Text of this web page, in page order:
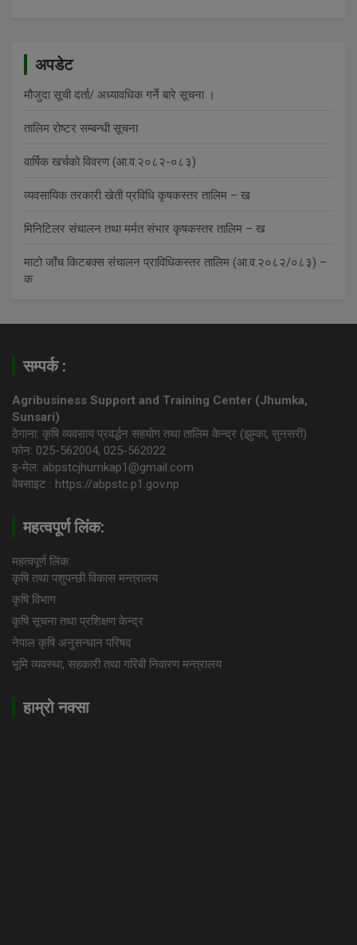
अपडेट
मौजुदा सूची दर्ता/ अध्यावधिक गर्ने बारे सूचना ।
तालिम रोष्टर सम्बन्धी सूचना
वार्षिक खर्चको विवरण (आ.व.२०८२-०८३)
व्यवसायिक तरकारी खेती प्रविधि कृषकस्तर तालिम – ख
मिनिटिलर संचालन तथा मर्मत संभार कृषकस्तर तालिम – ख
माटो जाँच किटबक्स संचालन प्राविधिकस्तर तालिम (आ.व.२०८२/०८३) –
क
सम्पर्क :
Agribusiness Support and Training Center (Jhumka,
Sunsari)
ठेगाना: कृषि व्यवसाय प्रवर्द्धन सहयोग तथा तालिम केन्द्र (झुम्का, सुनसरी)
फोन: 025-562004, 025-562022
इ-मेल: abpstcjhumkap1@gmail.com
वेबसाइट : https://abpstc.p1.gov.np
महत्वपूर्ण लिंक:
महत्वपूर्ण लिंक:
कृषि तथा पशुपन्छी विकास मन्त्रालय
कृषि विभाग
कृषि सूचना तथा प्रशिक्षण केन्द्र
नेपाल कृषि अनुसन्धान परिषद
भूमि व्यवस्था, सहकारी तथा गरिबी निवारण मन्त्रालय
हाम्रो नक्सा